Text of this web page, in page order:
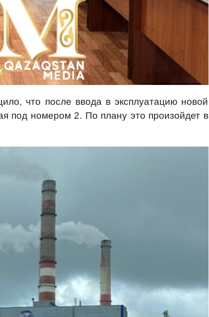
что после ввода в эксплуатацию новой
под номером 2. По плану это произойдет в